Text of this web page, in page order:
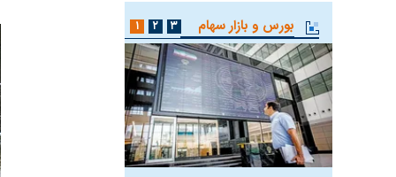
بورس و بازار سهام ۱ ۲ ۳